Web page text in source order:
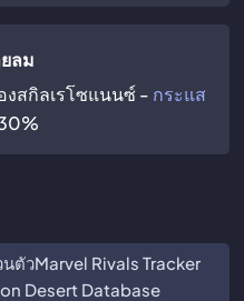
ลม
สกิลเรโซแนนซ์ - กระแส
นตัวMarvel Rivals Tracker
Desert Database